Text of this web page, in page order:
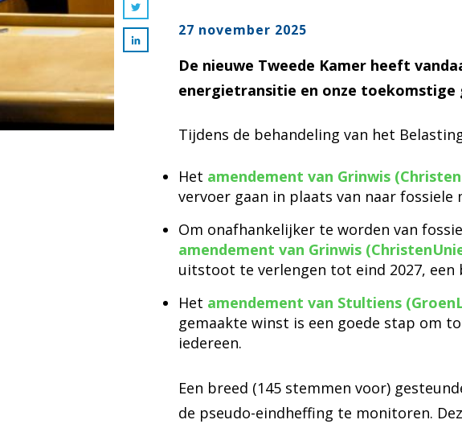
27 november 2025
De nieuwe Tweede Kamer heeft
energietransitie en onze toekomstige
Tijdens de behandeling van het
Het amendement van Grinwis
vervoer gaan in plaats van naar
Om onafhankelijker te worden van
amendement van Grinwis
uitstoot te verlengen tot eind 2027, een
Het amendement van Stultiens
gemaakte winst is een goede stap om
iedereen.
Een breed (145 stemmen voor)
de pseudo-eindheffing te monitoren.